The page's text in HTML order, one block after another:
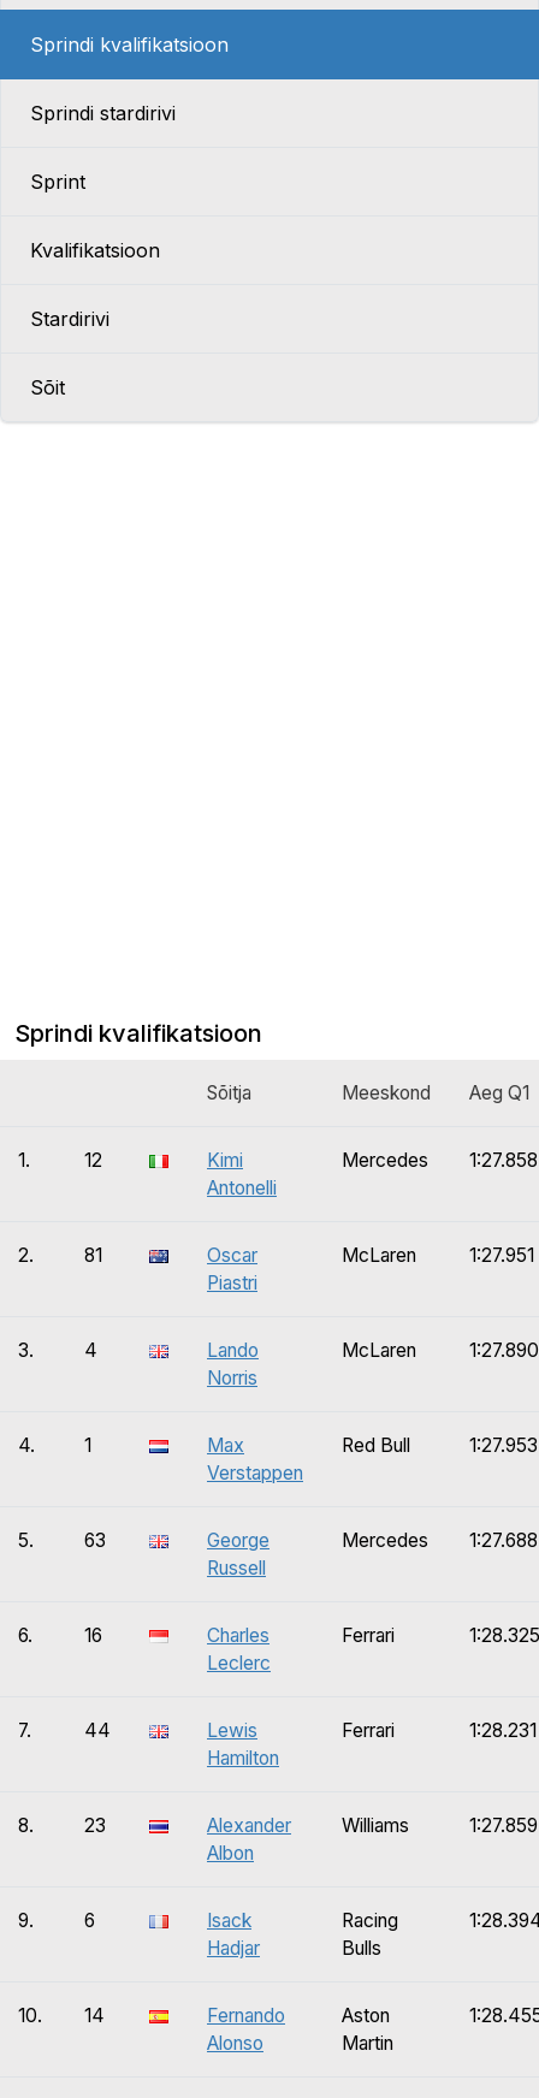
Sprindi kvalifikatsioon
Sprindi stardirivi
Sprint
Kvalifikatsioon
Stardirivi
Sõit
Sprindi kvalifikatsioon
Sõitja Meeskond Aeg Q1
1. 12
Kimi
Antonelli
Mercedes 1:27.858
2. 81
Oscar
Piastri
McLaren 1:27.951
3. 4
Lando
Norris
McLaren 1:27.890
4. 1
Max
Verstappen
Red Bull 1:27.953
5. 63
George
Russell
Mercedes 1:27.688
6. 16
Charles
Leclerc
Ferrari 1:28.325
7. 44
Lewis
Hamilton
Ferrari 1:28.231
8. 23
Alexander
Albon
Williams 1:27.859
9. 6
Isack
Hadjar
Racing
Bulls
10. 14
Fernando
Alonso
Aston
Martin